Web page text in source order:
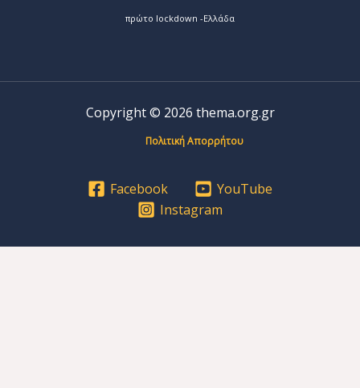
πρώτο lockdown -Ελλάδα
Copyright © 2026 thema.org.gr
Πολιτική Απορρήτου
Facebook
YouTube
Instagram